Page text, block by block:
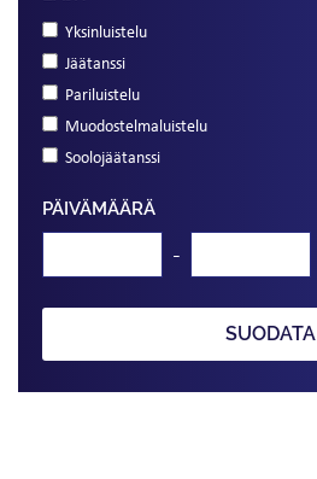
Yksinluistelu
Jäätanssi
Pariluistelu
Muodostelmaluistelu
Soolojäätanssi
PÄIVÄMÄÄRÄ
-
SUODATA